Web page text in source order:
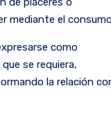
mediante el
como
se requiera,
la relación